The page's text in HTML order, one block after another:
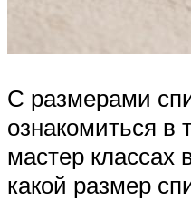
С размерами
ознакомиться в
мастер классах
какой размер